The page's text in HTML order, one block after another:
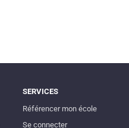
SERVICES
Référencer mon école
Se connecter